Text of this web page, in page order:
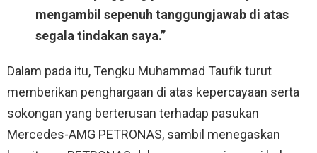
mengambil sepenuh tanggungjawab di atas
segala tindakan saya.”
Dalam pada itu, Tengku Muhammad Taufik turut
memberikan penghargaan di atas kepercayaan serta
sokongan yang berterusan terhadap pasukan
Mercedes-AMG PETRONAS, sambil menegaskan